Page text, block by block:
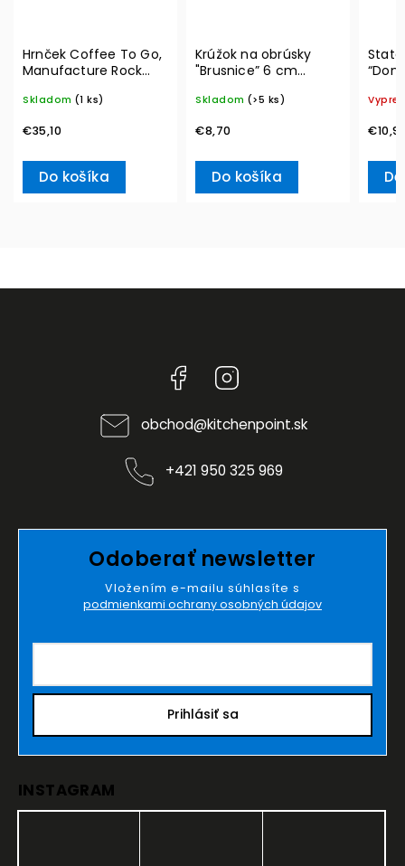
Hrnček Coffee To Go,
Manufacture Rock
Boch
Skladom (1 ks)
€35,10
Do košíka
Krúžok na obrúsky
"Brusnice” 6 cm
Accessoires – Villeroy
Skladom (>5 ks)
€8,70
Do košíka
Facebook
obchod@kitchenpoint.sk
+421 950 325 969
Odoberať newsletter
Vložením e-mailu súhlasíte s
podmienkami ochrany osobných údajov
Prihlásiť sa
INSTAGRAM